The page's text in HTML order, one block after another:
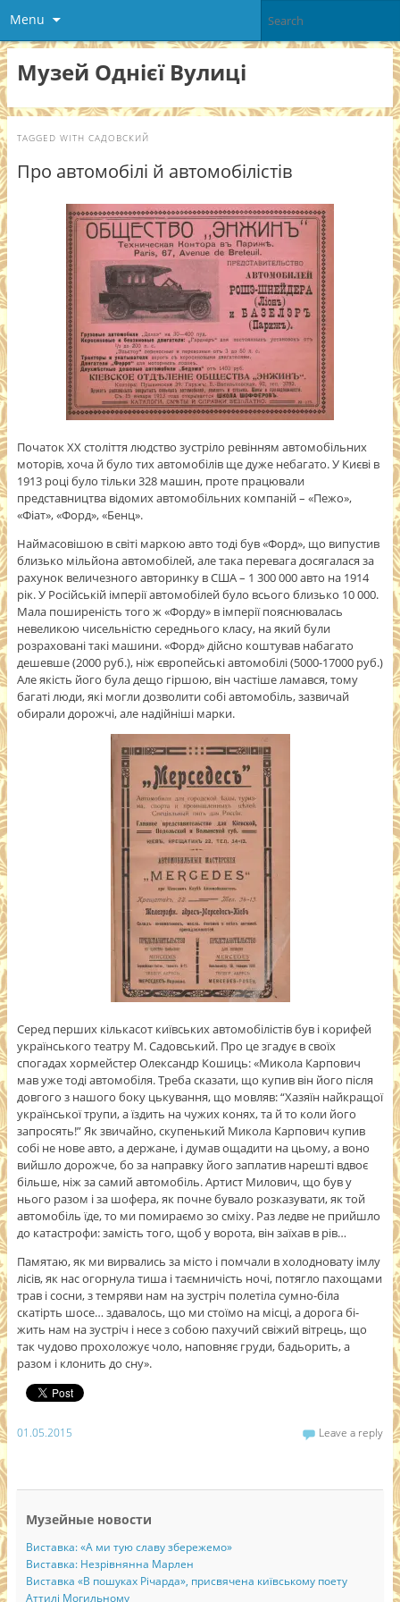
Menu
Музей Однієї Вулиці
TAGGED WITH САДОВСКИЙ
Про автомобілі й автомобілістів
Початок ХХ століття людство зустріло ревінням автомобільних
моторів, хоча й було тих автомобілів ще дуже небагато. У Києві в
1913 році було тільки 328 машин, проте працювали
представництва відомих автомобільних компаній – «Пежо»,
«Фіат», «Форд», «Бенц».
Наймасовішою в світі маркою авто тоді був «Форд», що випустив
близько мільйона автомобілей, але така перевага досягалася за
рахунок величезного авторинку в США – 1 300 000 авто на 1914
рік. У Російській імперії автомобілей було всього близько 10 000.
Мала поширеність того ж «Форду» в імперії пояснювалась
невеликою чисельністю середнього класу, на який були
розраховані такі машини. «Форд» дійсно коштував набагато
дешевше (2000 руб.), ніж європейські автомобілі (5000-17000 руб.)
Але якість його була дещо гіршою, він частіше ламався, тому
багаті люди, які могли дозволити собі автомобіль, зазвичай
обирали дорожчі, але надійніші марки.
Серед перших кількасот київських автомобілістів був і корифей
українського театру М. Садовський. Про це згадує в своїх
спогадах хормейстер Олександр Кошиць: «Микола Карпович
мав уже тоді автомобіля. Треба сказати, що купив він його після
довгого з нашого боку цькування, що мовляв: “Хазяїн найкращої
української трупи, а їздить на чужих конях, та й то коли його
запросять!” Як звичайно, скупенький Микола Карпович купив
собі не нове авто, а держане, і думав ощадити на цьому, а воно
вийшло дорожче, бо за направку його запла­тив нарешті вдвоє
більше, ніж за самий автомобіль. Артист Милович, що був у
нього разом і за шофера, як почне бувало розказувати, як той
автомобіль їде, то ми помираємо зо сміху. Раз ледве не прийшло
до катастрофи: замість того, щоб у ворота, він заїхав в рів…
Памятаю, як ми вирвались за місто і помчали в холодновату імлу
лісів, як нас огорнула тиша і та­ємничість ночі, потягло пахощами
трав і сосни, з те­мряви нам на зустріч полетіла сумно-біла
скатірть шосе… здавалось, що ми стоїмо на місці, а дорога бі­
жить нам на зустріч і несе з собою пахучий свіжий вітрець, що
так чудово прохоложує чоло, наповняє груди, бадьорить, а
разом і клонить до сну».
01.05.2015 Leave a reply
Музейные новости
Виставка: «А ми тую славу збережемо»
Виставка: Незрівнянна Марлен
Виставка «В пошуках Річарда», присвячена київському поету
Аттилі Могильному